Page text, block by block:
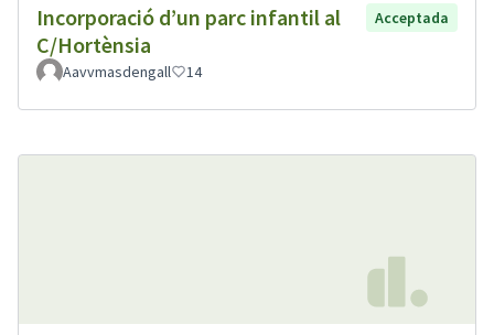
Incorporació d’un parc infantil al
C/Hortènsia
Acceptada
Aavvmasdengall 14